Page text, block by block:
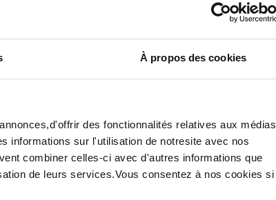
À propos des cookies
des fonctionnalités relatives aux médias
informations sur l'utilisation de notresite avec nos
combiner celles-ci avec d'autres informations que
de leurs services.Vous consentez à nos cookies si